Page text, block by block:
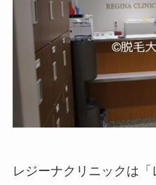
レジーナクリニックは